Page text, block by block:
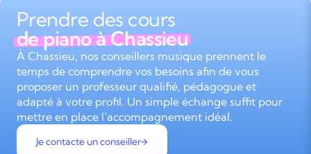
Prendre des cours
de piano à Chassieu
À Chassieu, nos conseillers musique prennent le
temps de comprendre vos besoins afin de vous
proposer un professeur qualifié, pédagogue et
adapté à votre profil. Un simple échange suffit pour
mettre en place l’accompagnement idéal.
Je contacte un conseiller